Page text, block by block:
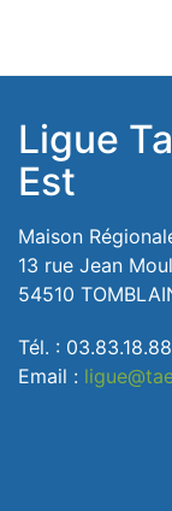
Ligue
Est
Maison
13 rue Jean
54510
Tél. :
Email :